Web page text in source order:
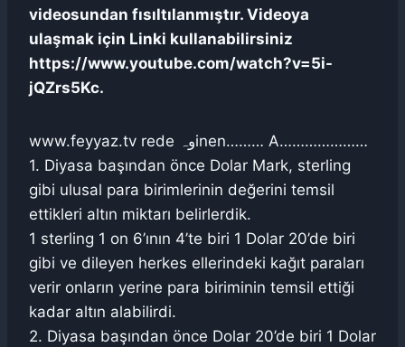
videosundan fısıltılanmıştır. Videoya
ulaşmak için Linki kullanabilirsiniz
https://www.youtube.com/watch?v=5i-
jQZrs5Kc.
www.feyyaz.tv rede وہinen……… A…………………
1. Diyasa başından önce Dolar Mark, sterling
gibi ulusal para birimlerinin değerini temsil
ettikleri altın miktarı belirlerdik.
1 sterling 1 on 6’ının 4’te biri 1 Dolar 20’de biri
gibi ve dileyen herkes ellerindeki kağıt paraları
verir onların yerine para biriminin temsil ettiği
kadar altın alabilirdi.
2. Diyasa başından önce Dolar 20’de biri 1 Dolar